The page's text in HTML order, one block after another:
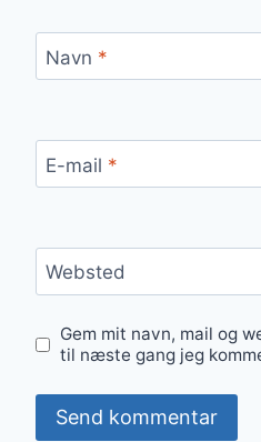
Navn *
E-mail *
Websted
Gem mit navn, mail og
til næste gang jeg